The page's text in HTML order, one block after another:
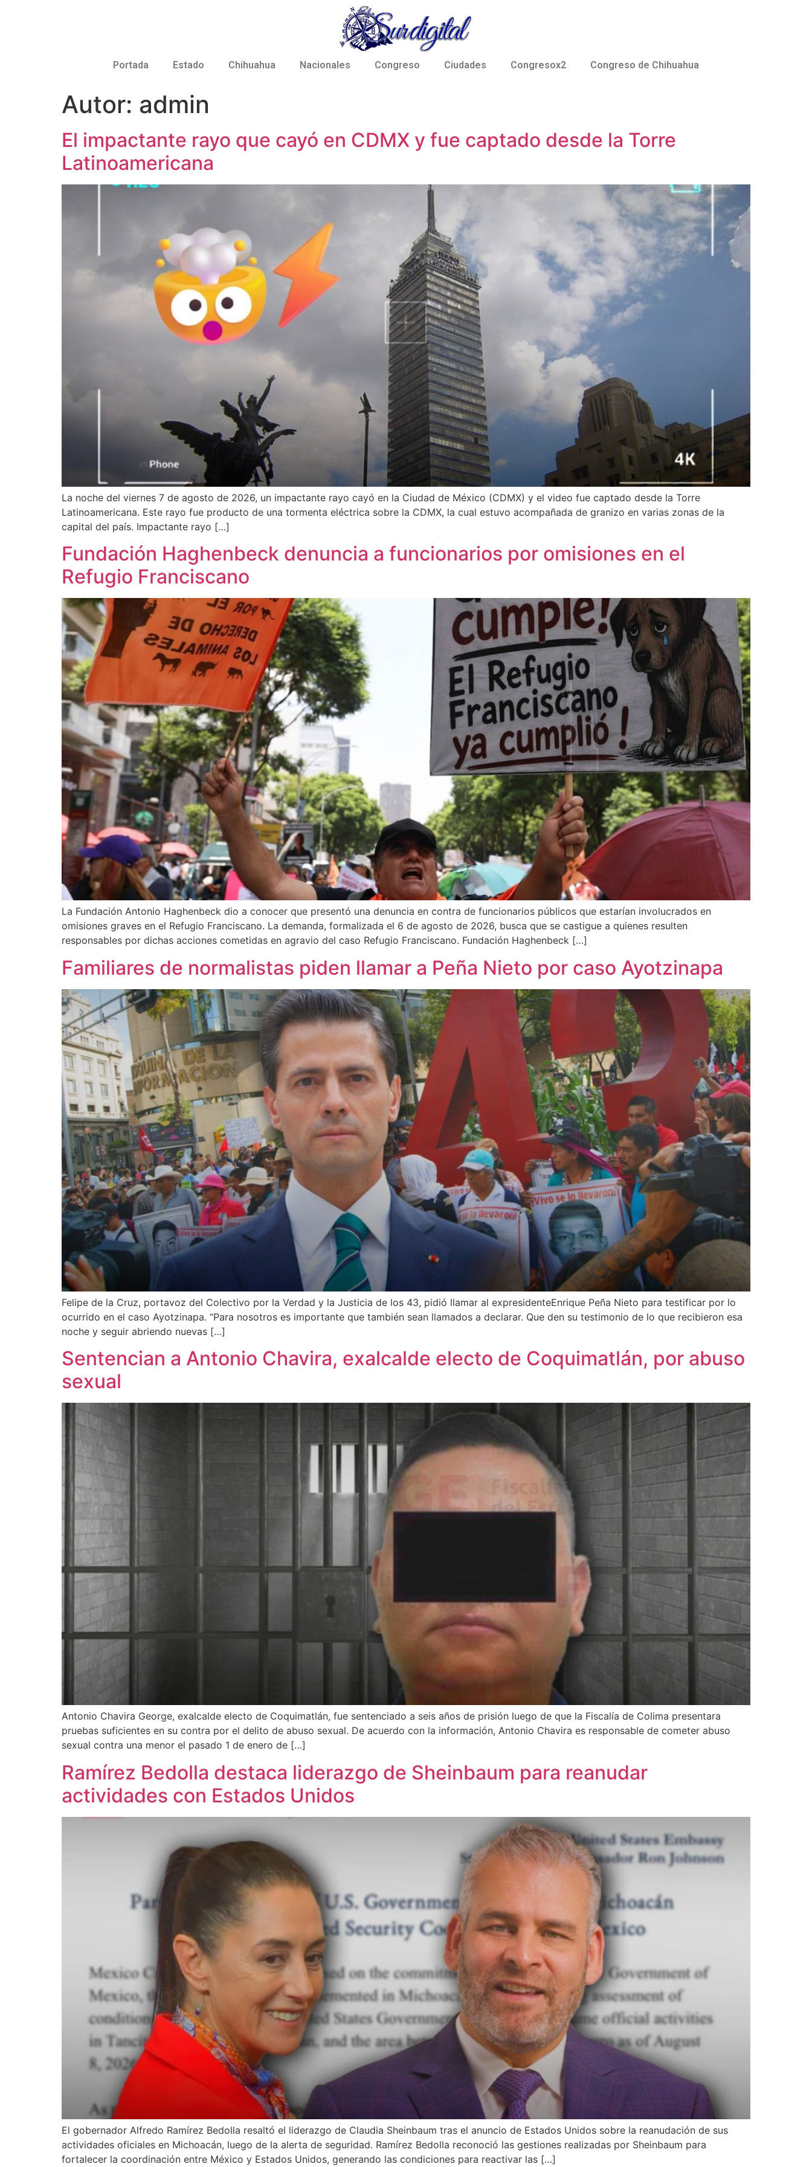
Portada Estado Chihuahua Nacionales Congreso Ciudades Congresox2 Congreso de Chihuahua
Autor: admin
El impactante rayo que cayó en CDMX y fue captado desde la Torre
Latinoamericana
La noche del viernes 7 de agosto de 2026, un impactante rayo cayó en la Ciudad de México (CDMX) y el video fue captado desde la Torre
Latinoamericana. Este rayo fue producto de una tormenta eléctrica sobre la CDMX, la cual estuvo acompañada de granizo en varias zonas de la
capital del país. Impactante rayo […]
Fundación Haghenbeck denuncia a funcionarios por omisiones en el
Refugio Franciscano
La Fundación Antonio Haghenbeck dio a conocer que presentó una denuncia en contra de funcionarios públicos que estarían involucrados en
omisiones graves en el Refugio Franciscano. La demanda, formalizada el 6 de agosto de 2026, busca que se castigue a quienes resulten
responsables por dichas acciones cometidas en agravio del caso Refugio Franciscano. Fundación Haghenbeck […]
Familiares de normalistas piden llamar a Peña Nieto por caso Ayotzinapa
Felipe de la Cruz, portavoz del Colectivo por la Verdad y la Justicia de los 43, pidió llamar al expresidenteEnrique Peña Nieto para testificar por lo
ocurrido en el caso Ayotzinapa. “Para nosotros es importante que también sean llamados a declarar. Que den su testimonio de lo que recibieron esa
noche y seguir abriendo nuevas […]
Sentencian a Antonio Chavira, exalcalde electo de Coquimatlán, por abuso
sexual
Antonio Chavira George, exalcalde electo de Coquimatlán, fue sentenciado a seis años de prisión luego de que la Fiscalía de Colima presentara
pruebas suficientes en su contra por el delito de abuso sexual. De acuerdo con la información, Antonio Chavira es responsable de cometer abuso
sexual contra una menor el pasado 1 de enero de […]
Ramírez Bedolla destaca liderazgo de Sheinbaum para reanudar
actividades con Estados Unidos
El gobernador Alfredo Ramírez Bedolla resaltó el liderazgo de Claudia Sheinbaum tras el anuncio de Estados Unidos sobre la reanudación de sus
actividades oficiales en Michoacán, luego de la alerta de seguridad. Ramírez Bedolla reconoció las gestiones realizadas por Sheinbaum para
fortalecer la coordinación entre México y Estados Unidos, generando las condiciones para reactivar las […]